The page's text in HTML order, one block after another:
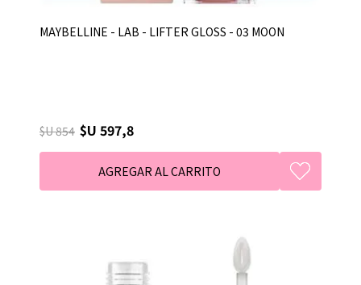
MAYBELLINE - LAB - LIFTER GLOSS - 03 MOON
$U 854 $U 597,8